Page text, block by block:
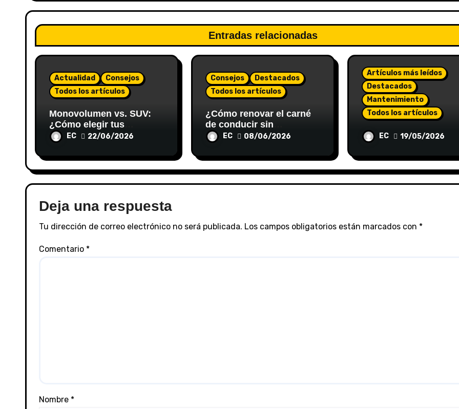
Entradas relacionadas
Actualidad
Consejos
Todos los artículos
Monovolumen vs. SUV:
¿Cómo elegir tus
próximos coches
segunda mano en
Valladolid para viajar en
familia?
EC 22/06/2026
Consejos
Destacados
Todos los artículos
¿Cómo renovar el carné
de conducir sin
complicaciones gracias a
una gestoría?
EC 08/06/2026
Artículos más leídos
Destacados
Mantenimiento
Todos los artículos
Equipos y
de taller: guía completa
en motores,
sistemas de inyección
EC 19/05/2026
Deja una respuesta
Tu dirección de correo electrónico no será publicada. Los campos obligatorios están marcados con *
Comentario *
Nombre *